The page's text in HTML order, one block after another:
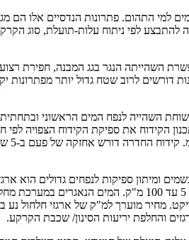
התהום. פתרונות הנדסיים אלו הם
לפי ניתוח עלות-תועלת, סוג
השהייתה הנגר בגג המבנה, חפירת
לרוב שטח גדול יותר מפתרונות
השהייה לנפח המים הראשוני
הקידוח את ספיקת הקידוח הצפויה
של 20%.
ארגזים אלו מותקנים מתחת לכבישים/ חניות או גינות ובעלי חותם נמוך בפני הקרקע. יכולת ההשהיה של ארגזי
והחלפת יריעות הסינון/ שכבת הקרקע.